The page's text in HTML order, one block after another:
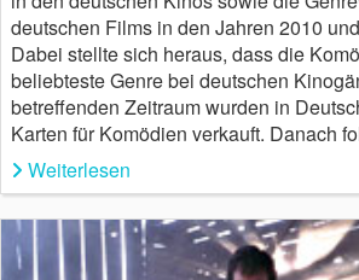
deutschen Films in den Jahren 2010
Dabei stellte sich heraus, dass die
beliebteste Genre bei deutschen
betreffenden Zeitraum wurden in
Karten für Komödien verkauft. Danach
Weiterlesen